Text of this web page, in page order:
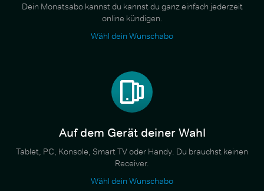
Dein Monatsabo kannst du kannst du ganz einfach jederzeit
online kündigen.
Wähl dein Wunschabo
Auf dem Gerät deiner Wahl
Tablet, PC, Konsole, Smart TV oder Handy. Du brauchst keinen
Receiver.
Wähl dein Wunschabo